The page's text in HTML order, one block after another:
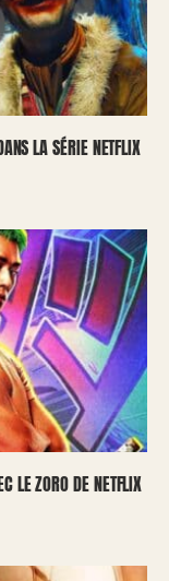
LA SÉRIE NETFLIX
LE ZORO DE NETFLIX